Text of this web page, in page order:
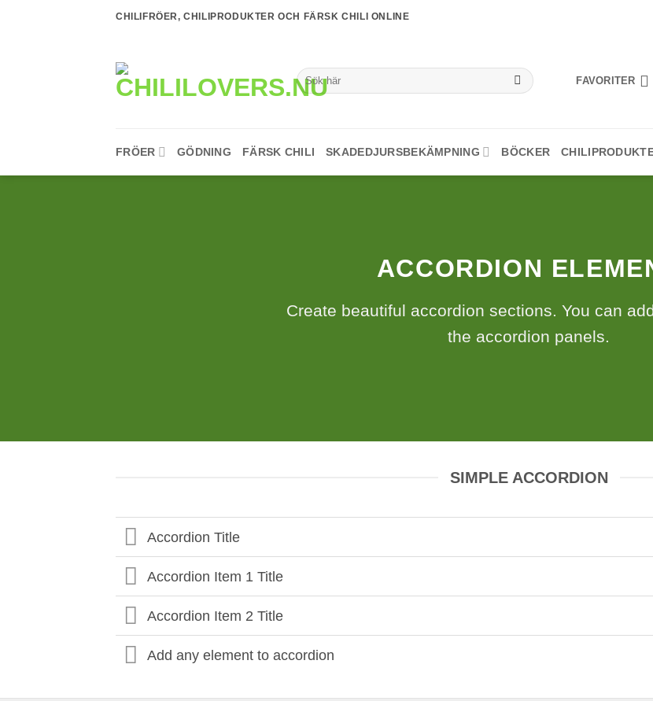
CHILIFRÖER, CHILIPRODUKTER OCH FÄRSK CHILI ONLINE
Sök
efter:
FAVORITER
FRÖER GÖDNING FÄRSK CHILI SKADEDJURSBEKÄMPNING BÖCKER
ACCORDION
Create beautiful accordion sections. You can
the accordion panels.
SIMPLE ACCORDION
Accordion Title
Accordion Item 1 Title
Accordion Item 2 Title
Add any element to accordion